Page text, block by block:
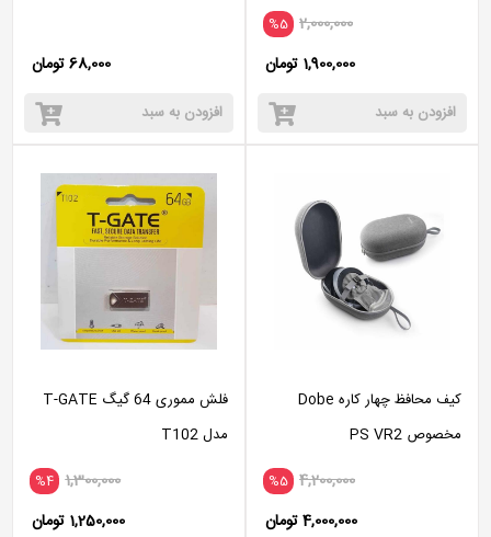
%5 2,000,000
1,900,000 تومان
افزودن به سبد
68,000 تومان
افزودن به سبد
کیف محافظ چهار کاره Dobe
مخصوص PS VR2
%5 4,200,000
4,000,000 تومان
فلش مموری 64 گیگ T-GATE
مدل T102
%4 1,300,000
1,250,000 تومان